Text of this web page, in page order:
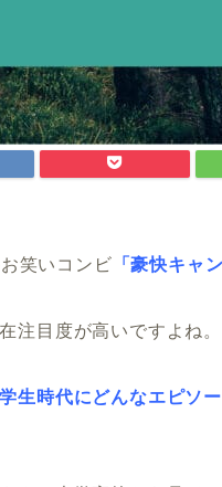
笑いコンビ 「豪快キャ
注目度が高いですよね。
学生時代にどんなエピソ